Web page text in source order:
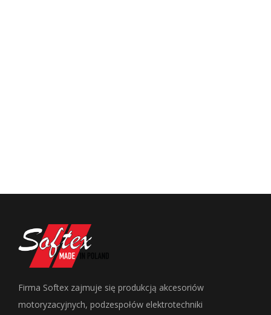
Firma Softex zajmuje się produkcją akcesoriów
motoryzacyjnych, podzespołów elektrotechniki